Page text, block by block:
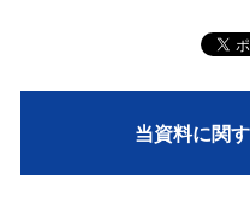
当資料に関